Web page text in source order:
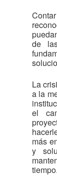
de
La
a la
el
más
y
tiempo.